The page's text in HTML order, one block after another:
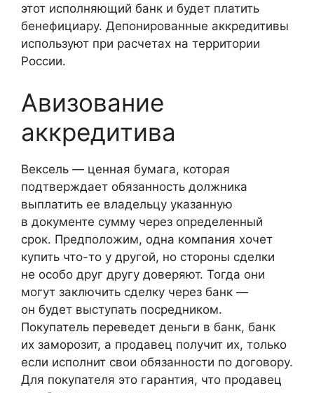
этот исполняющий банк и будет платить
бенефициару. Депонированные аккредитивы
используют при расчетах на территории
России.
Авизование
аккредитива
Вексель — ценная бумага, которая
подтверждает обязанность должника
выплатить ее владельцу указанную
в документе сумму через определенный
срок. Предположим, одна компания хочет
купить что-то у другой, но стороны сделки
не особо друг другу доверяют. Тогда они
могут заключить сделку через банк —
он будет выступать посредником.
Покупатель переведет деньги в банк, банк
их заморозит, а продавец получит их, только
если исполнит свои обязанности по договору.
Для покупателя это гарантия, что продавец